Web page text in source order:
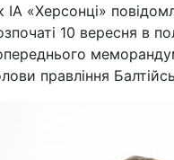
ІА «Херсонці»
10 вересня в
правління